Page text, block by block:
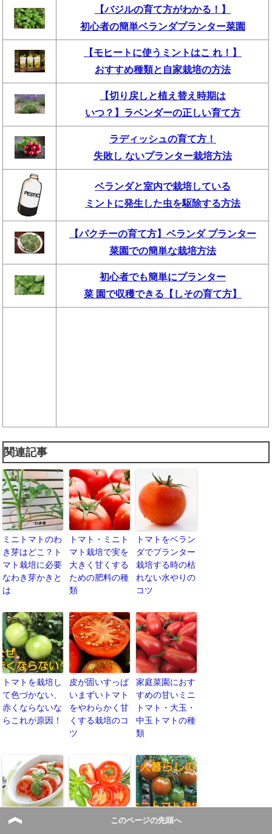
【バジルの育て方がわかる！】
初心者の簡単ベランダプランター菜園
【モヒートに使うミントはこ れ！】
おすすめ種類と自家栽培の方法
【切り戻しと植え替え時期は
いつ？】ラベンダーの正しい育て方
ラディッシュの育て方！
失敗し ないプランター栽培方法
ベランダと室内で栽培している
ミントに発生した虫を駆除する方法
【パクチーの育て方】ベランダ プランター
菜園での簡単な栽培方法
初心者でも簡単にプランター
菜 園で収穫できる【しその育て方】
関連記事
ミニトマトのわ
き芽はどこ？ト
マト栽培に必要
なわき芽かきと
は
トマト・ミニト
マト栽培で実を
大きく甘くする
ための肥料の種
類
トマトをベラン
ダでプランター
栽培する時の枯
れない水やりの
コツ
トマトを栽培し
て色づかない、
赤くならないな
らこれが原因！
皮が固いすっぱ
いまずいトマト
をやわらかく甘
くする栽培のコ
ツ
家庭菜園におす
すめの甘いミニ
トマト・大玉・
中玉トマトの種
類
ミニトマト栽培
トマトのコンパ
一人暮らしのミ
このページの先頭へ